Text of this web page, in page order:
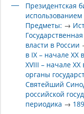
Президентская
Предметы: →
власти в России
в IX – начале XX
XVIII – начале XX
органы
Святейший
российской
периодика →